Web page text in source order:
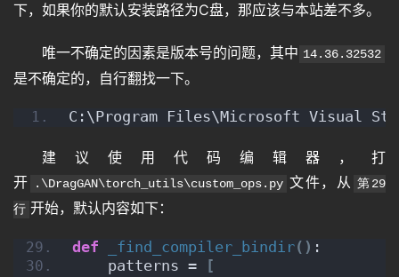
答
费
A
I
下，如果你的默认安装路径为C盘，那应该与本站差不多。
唯一不确定的因素是版本号的问题，其中 14.36.32532
是不确定的，自行翻找一下。
C:\Program Files\Microsoft Visual
建议使用代码编辑器，打
开
.\DragGAN\torch_utils\custom_ops.py 文件，从 第29
行 开始，默认内容如下：
def _find_compiler_bindir() :
    patterns =
[